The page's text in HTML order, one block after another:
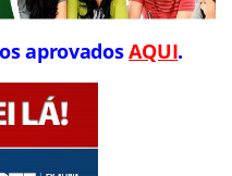
aprovadosAQUI.